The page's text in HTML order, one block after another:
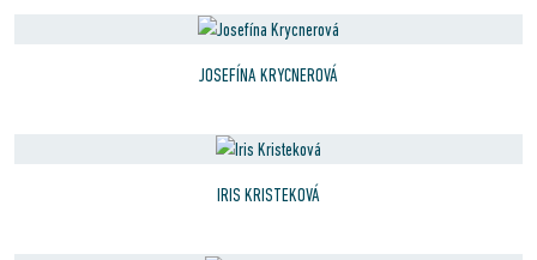
JOSEFÍNA KRYCNEROVÁ
IRIS KRISTEKOVÁ